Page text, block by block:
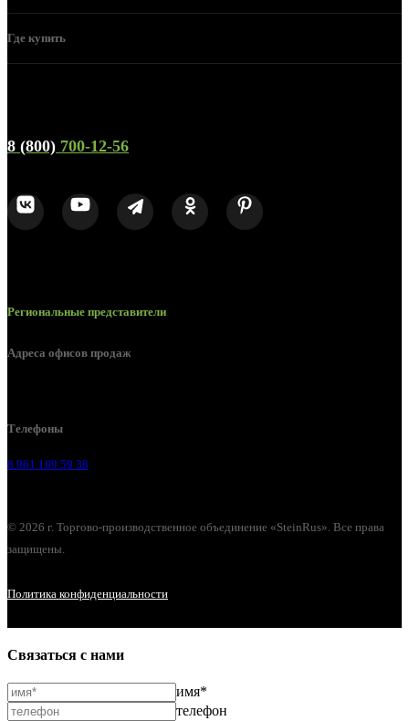
Где купить
8 (800) 700-12-56
Региональные представители
Адреса офисов продаж
Телефоны
8 961 109 59 38
© 2026 г. Торгово-производственное объединение «SteinRus». Все права
защищены.
Политика конфиденциальности
Связаться с нами
имя*
телефон